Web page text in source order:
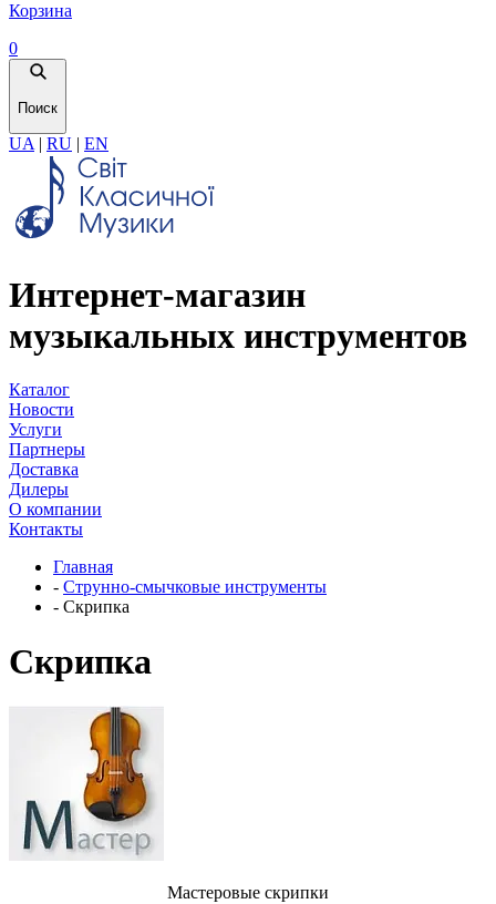
Корзина
0
Поиск
UA | RU | EN
Интернет-магазин
музыкальных инструментов
Каталог
Новости
Услуги
Партнеры
Доставка
Дилеры
О компании
Контакты
Главная
- Струнно-смычковые инструменты
- Скрипка
Скрипка
Мастеровые скрипки